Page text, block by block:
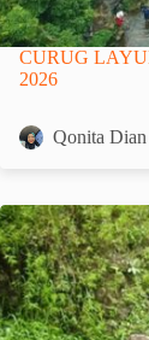
CURUG
2026
Qonita Dian